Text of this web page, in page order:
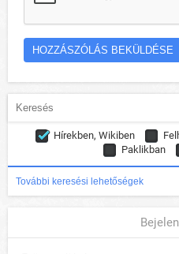
Hírekben, Wikiben
Paklikban
További keresési lehetőségek